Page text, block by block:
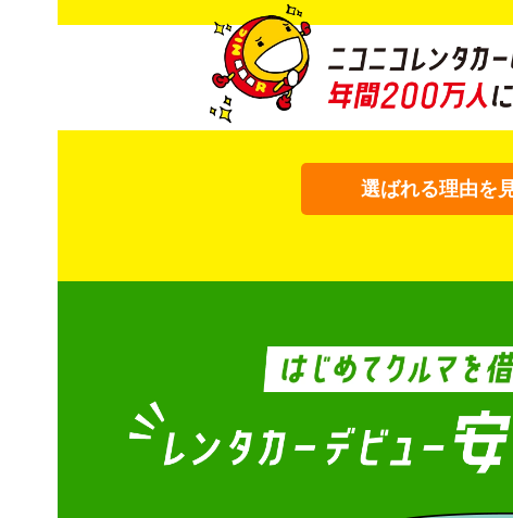
選ばれる理由を